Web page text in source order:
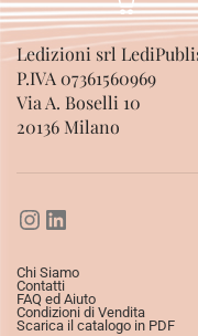
Ledizioni srl
P.IVA 07361560969
Via A. Boselli 10
20136 Milano
Chi Siamo
Contatti
FAQ ed Aiuto
Condizioni di Vendita
Scarica il catalogo in PDF